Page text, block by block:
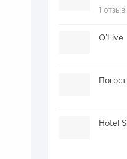
1 отзыв
O’Live